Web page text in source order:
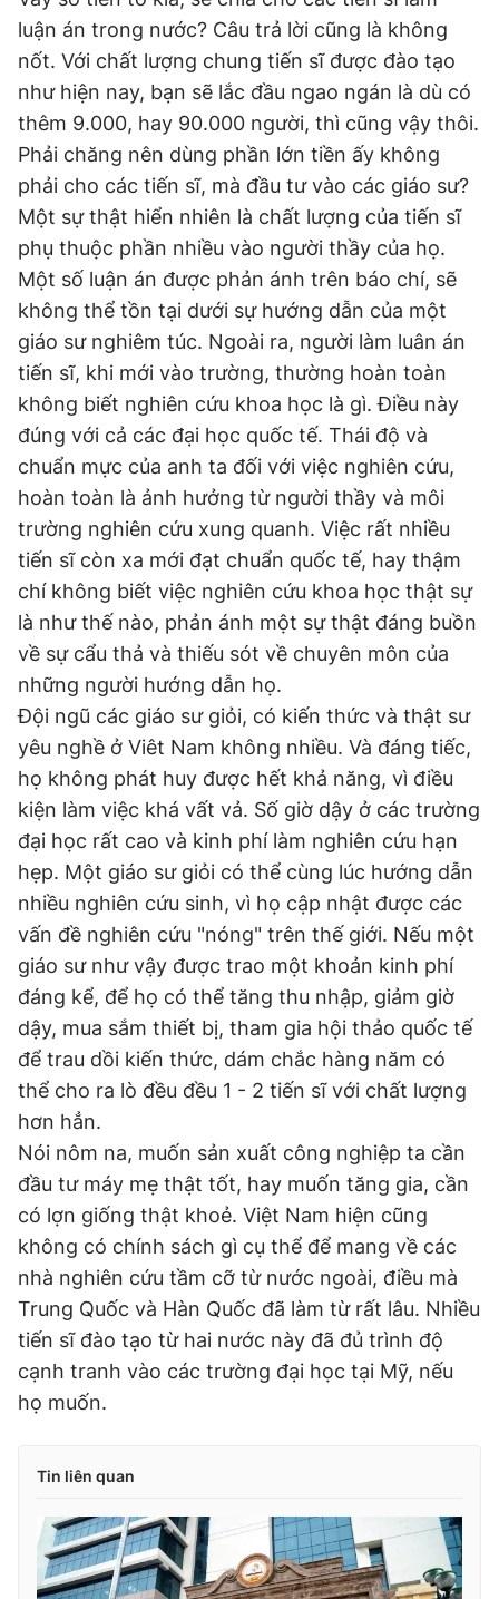
luận án trong nước? Câu trả lời cũng là không
nốt. Với chất lượng chung tiến sĩ được đào tạo
như hiện nay, bạn sẽ lắc đầu ngao ngán là dù có
thêm 9.000, hay 90.000 người, thì cũng vậy thôi.
Phải chăng nên dùng phần lớn tiền ấy không
phải cho các tiến sĩ, mà đầu tư vào các giáo sư?
Một sự thật hiển nhiên là chất lượng của tiến sĩ
phụ thuộc phần nhiều vào người thầy của họ.
Một số luận án được phản ánh trên báo chí, sẽ
không thể tồn tại dưới sự hướng dẫn của một
giáo sư nghiêm túc. Ngoài ra, người làm luân án
tiến sĩ, khi mới vào trường, thường hoàn toàn
không biết nghiên cứu khoa học là gì. Điều này
đúng với cả các đại học quốc tế. Thái độ và
chuẩn mực của anh ta đối với việc nghiên cứu,
hoàn toàn là ảnh hưởng từ người thầy và môi
trường nghiên cứu xung quanh. Việc rất nhiều
tiến sĩ còn xa mới đạt chuẩn quốc tế, hay thậm
chí không biết việc nghiên cứu khoa học thật sự
là như thế nào, phản ánh một sự thật đáng buồn
về sự cẩu thả và thiếu sót về chuyên môn của
những người hướng dẫn họ.
Đội ngũ các giáo sư giỏi, có kiến thức và thật sư
yêu nghề ở Viêt Nam không nhiều. Và đáng tiếc,
họ không phát huy được hết khả năng, vì điều
kiện làm việc khá vất vả. Số giờ dậy ở các trường
đại học rất cao và kinh phí làm nghiên cứu hạn
hẹp. Một giáo sư giỏi có thể cùng lúc hướng dẫn
nhiều nghiên cứu sinh, vì họ cập nhật được các
vấn đề nghiên cứu "nóng" trên thế giới. Nếu một
giáo sư như vậy được trao một khoản kinh phí
đáng kể, để họ có thể tăng thu nhập, giảm giờ
dậy, mua sắm thiết bị, tham gia hội thảo quốc tế
để trau dồi kiến thức, dám chắc hàng năm có
thể cho ra lò đều đều 1 - 2 tiến sĩ với chất lượng
hơn hẳn.
Nói nôm na, muốn sản xuất công nghiệp ta cần
đầu tư máy mẹ thật tốt, hay muốn tăng gia, cần
có lợn giống thật khoẻ. Việt Nam hiện cũng
không có chính sách gì cụ thể để mang về các
nhà nghiên cứu tầm cỡ từ nước ngoài, điều mà
Trung Quốc và Hàn Quốc đã làm từ rất lâu. Nhiều
tiến sĩ đào tạo từ hai nước này đã đủ trình độ
cạnh tranh vào các trường đại học tại Mỹ, nếu
họ muốn.
Tin liên quan